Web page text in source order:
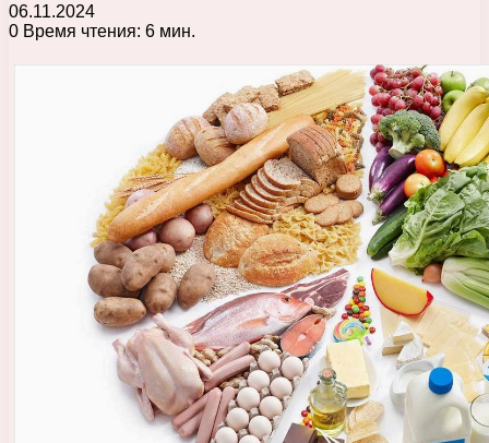
06.11.2024
0 Время чтения: 6 мин.